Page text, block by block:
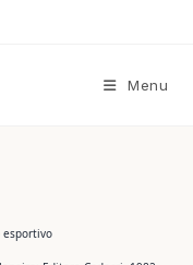
Menu
esportivo